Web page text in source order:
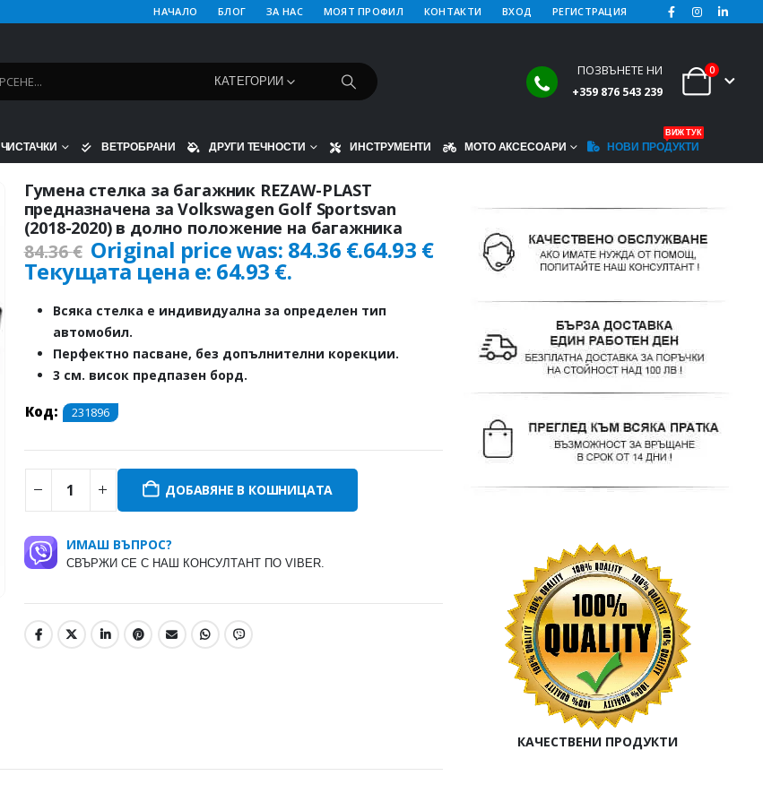
НАЧАЛО БЛОГ ЗА НАС МОЯТ ПРОФИЛ КОНТАКТИ ВХОД РЕГИСТРАЦИЯ
КАТЕГОРИИ
ПОЗВЪНЕТЕ НИ
+359 876 543 239
0
ЧИСТАЧКИ ВЕТРОБРАНИ ДРУГИ ТЕЧНОСТИ ИНСТРУМЕНТИ МОТО АКСЕСОАРИ НОВИ ПРОДУКТИ
ВИЖ ТУК
Гумена стелка за багажник REZAW-PLAST
предназначена за Volkswagen Golf Sportsvan
(2018-2020) в долно положение на багажника
84.36€ Original price was: 84.36 €.64.93 €
Текущата цена е: 64.93 €.
Всяка стелка е индивидуална за определен тип
автомобил.
Перфектно пасване, без допълнителни корекции.
3 см. висок предпазен борд.
Код: 231896
ДОБАВЯНЕ В КОШНИЦАТА
ИМАШ ВЪПРОС?
СВЪРЖИ СЕ С НАШ КОНСУЛТАНТ ПО VIBER.
КАЧЕСТВЕНИ ПРОДУКТИ